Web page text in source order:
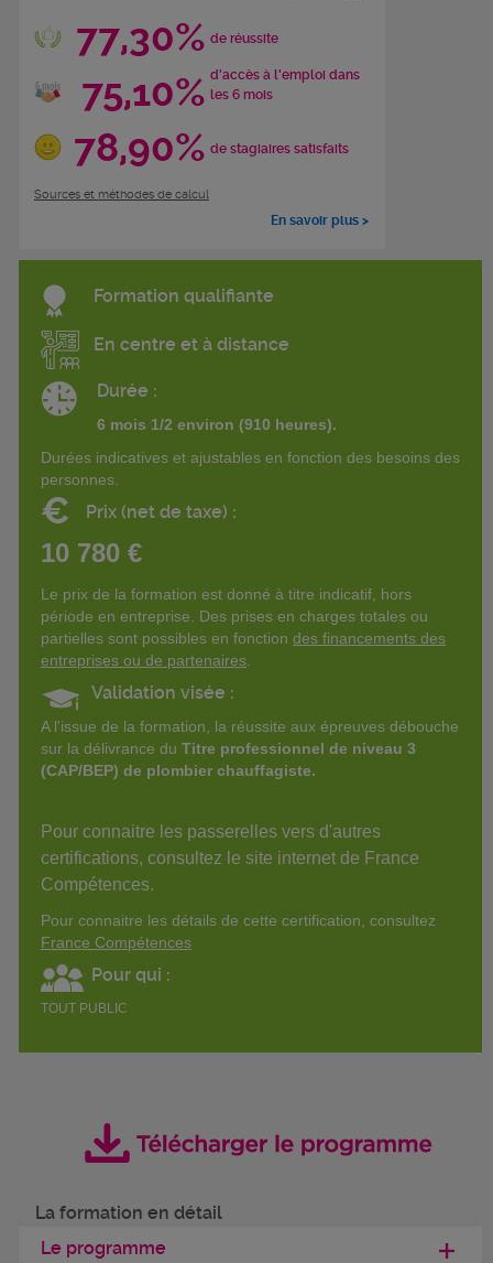
77,30% de réussite
75,10% d'accès à l'emploi dans
les 6 mois
78,90% de stagiaires satisfaits
Sources et méthodes de calcul
En savoir plus >
Formation qualifiante
En centre et à distance
Durée :
6 mois 1/2 environ (910 heures).
Durées indicatives et ajustables en fonction des besoins des
personnes.
€ Prix (net de taxe) :
10 780 €
Le prix de la formation est donné à titre indicatif, hors
période en entreprise. Des prises en charges totales ou
partielles sont possibles en fonction des financements des
entreprises ou de partenaires
Validation visée :
A l'issue de la formation, la réussite aux épreuves débouche
sur la délivrance du Titre professionnel de niveau 3
(CAP/BEP) de plombier chauffagiste.
Pour connaitre les passerelles vers d'autres
certifications, consultez le site internet de France
Compétences.
Pour connaitre les détails de cette certification, consultez
France Compétences
Pour qui :
TOUT PUBLIC
La formation en détail
Le programme